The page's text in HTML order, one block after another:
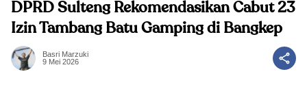
DPRD Sulteng Rekomendasikan Cabut 23
Izin Tambang Batu Gamping di Bangkep
Basri Marzuki
9 Mei 2026